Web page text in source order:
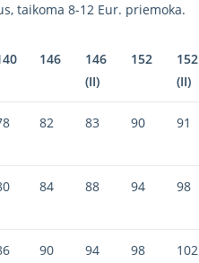
taikoma 8-12 Eur. priemoka.
146
146
(II)
152
152
(II)
82 83 90 91
84 88 94 98
90 94 98 102